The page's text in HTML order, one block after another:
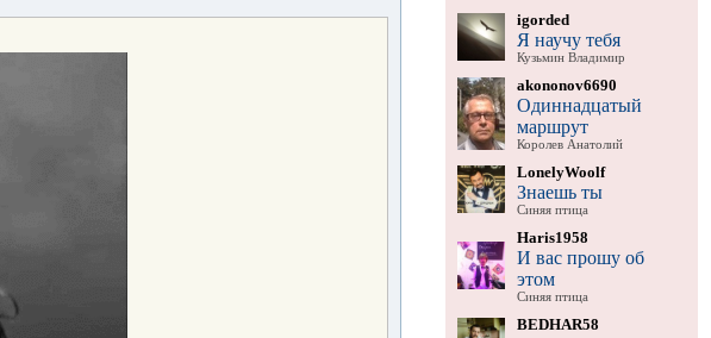
igorded
Я научу тебя
Кузьмин Владимир
akononov6690
Одиннадцатый
маршрут
Королев Анатолий
LonelyWoolf
Знаешь ты
Синяя птица
Haris1958
И вас прошу об
этом
Синяя птица
BEDHAR58